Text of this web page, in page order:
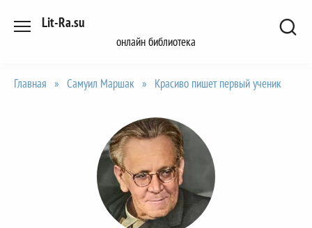
Lit-Ra.su
онлайн библиотека
Главная » Самуил Маршак » Красиво пишет первый ученик